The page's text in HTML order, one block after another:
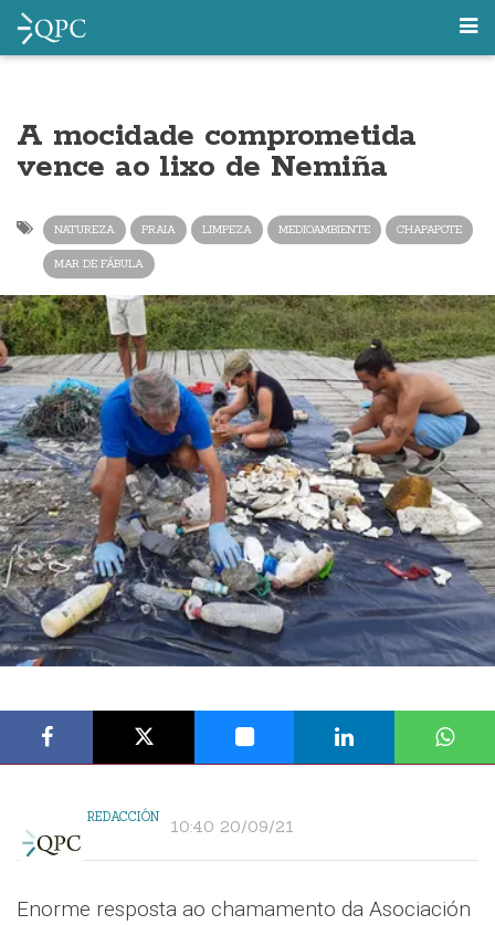
A mocidade comprometida
vence ao lixo de Nemiña
NATUREZA PRAIA LIMPEZA MEDIOAMBIENTE CHAPAPOTE
MAR DE FÁBULA
REDACCIÓN 10:40 20/09/21
Enorme resposta ao chamamento da Asociación